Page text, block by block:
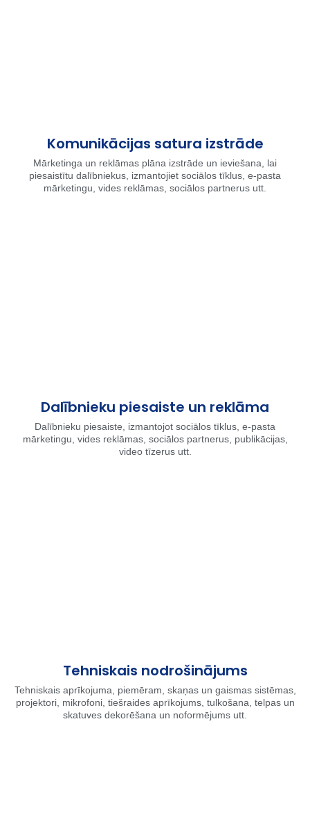
Komunikācijas satura izstrāde
Mārketinga un reklāmas plāna izstrāde un ieviešana, lai
piesaistītu dalībniekus, izmantojiet sociālos tīklus, e-pasta
mārketingu, vides reklāmas, sociālos partnerus utt.
Dalībnieku piesaiste un reklāma
Dalībnieku piesaiste, izmantojot sociālos tīklus, e-pasta
mārketingu, vides reklāmas, sociālos partnerus, publikācijas,
video tīzerus utt.
Tehniskais nodrošinājums
Tehniskais aprīkojuma, piemēram, skaņas un gaismas sistēmas,
projektori, mikrofoni, tiešraides aprīkojums, tulkošana, telpas un
skatuves dekorēšana un noformējums utt.